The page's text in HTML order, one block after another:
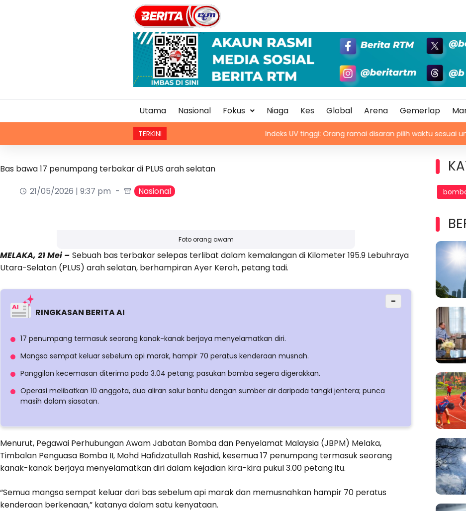
Utama Nasional Fokus Niaga Kes Global Arena Gemerlap
TERKINI Indeks UV tinggi: Orang ramai disaran pilih waktu sesuai untuk aktiviti
Bas bawa 17 penumpang terbakar di PLUS arah selatan
21/05/2026 | 9:37 pm
Nasional
Foto orang awam
MELAKA, 21 Mei – Sebuah bas terbakar selepas terlibat dalam kemalangan di Kilometer 195.9 Lebuhraya
Utara-Selatan (PLUS) arah selatan, berhampiran Ayer Keroh, petang tadi.
RINGKASAN BERITA AI
−
17 penumpang termasuk seorang kanak-kanak berjaya menyelamatkan diri.
Mangsa sempat keluar sebelum api marak, hampir 70 peratus kenderaan musnah.
Panggilan kecemasan diterima pada 3.04 petang; pasukan bomba segera digerakkan.
Operasi melibatkan 10 anggota, dua aliran salur bantu dengan sumber air daripada tangki jentera; punca
masih dalam siasatan.
Menurut, Pegawai Perhubungan Awam Jabatan Bomba dan Penyelamat Malaysia (JBPM) Melaka,
Timbalan Penguasa Bomba II, Mohd Hafidzatullah Rashid, kesemua 17 penumpang termasuk seorang
kanak-kanak berjaya menyelamatkan diri dalam kejadian kira-kira pukul 3.00 petang itu.
“Semua mangsa sempat keluar dari bas sebelum api marak dan memusnahkan hampir 70 peratus
kenderaan berkenaan,” katanya dalam satu kenyataan.